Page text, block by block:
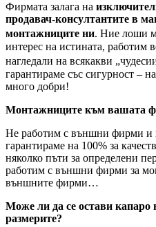
Фирмата залага на
продавач-консултантите в
монтажниците ни. Ние лоши
интерес на истината, работим
нагледали на всякакви
гарантираме със сигурност –
много добри!
Монтажниците към вашата
Не работим с външни фирми и
гарантираме на 100% за
няколко пъти за определени
работим с външни фирми за
външните фирми…
Може ли да се остави капаро
размерите?